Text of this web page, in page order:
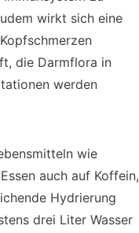
wirkt sich eine
die Darmflora in
werden
wie
auch auf Koffein,
Hydrierung
drei Liter Wasser